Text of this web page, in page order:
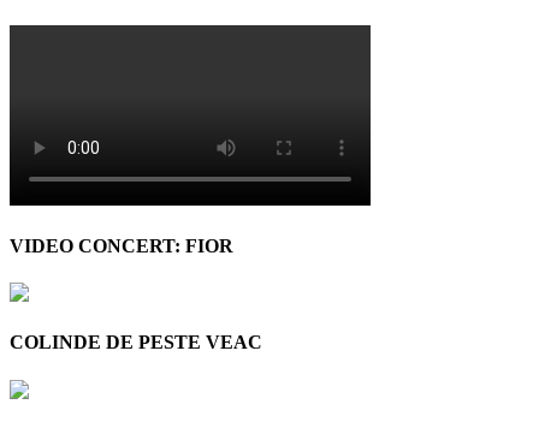
VIDEO CONCERT: FIOR
COLINDE DE PESTE VEAC